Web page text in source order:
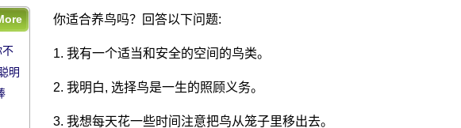
你适合养鸟吗？回答以下问题:
1. 我有一个适当和安全的空间的鸟类。
2. 我明白, 选择鸟是一生的照顾义务。
3. 我想每天花一些时间注意把鸟从笼子里移出去。
不
明